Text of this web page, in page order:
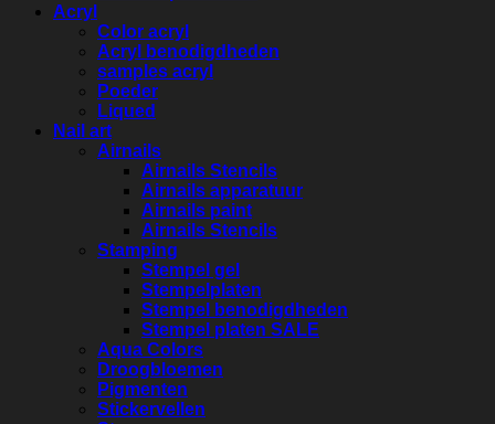
Acryl
Color acryl
Acryl benodigdheden
samples acryl
Poeder
Liqued
Nail art
Airnails
Airnails Stencils
Airnails apparatuur
Airnails paint
Airnails Stencils
Stamping
Stempel gel
Stempelplaten
Stempel benodigdheden
Stempel platen SALE
Aqua Colors
Droogbloemen
Pigmenten
Stickervellen